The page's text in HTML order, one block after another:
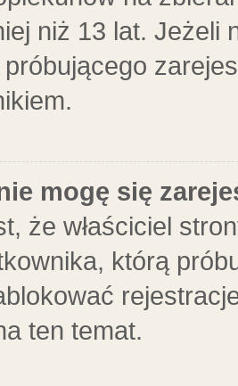
niż 13 lat. Jeżeli
mogę się
że właściciel
którą
ten temat.